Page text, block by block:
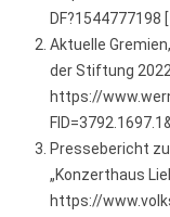
DF?1544777198
Aktuelle
der Stiftung
https://
Pressebericht
„Konzerthaus
https://